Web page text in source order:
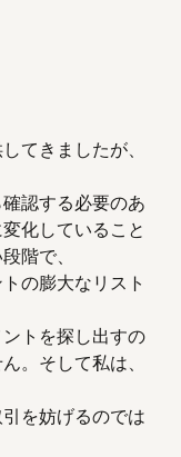
てきましたが、
認する必要のあ
化していること
階で、
の膨大なリスト
トを探し出すの
。そして私は、
を妨げるのでは